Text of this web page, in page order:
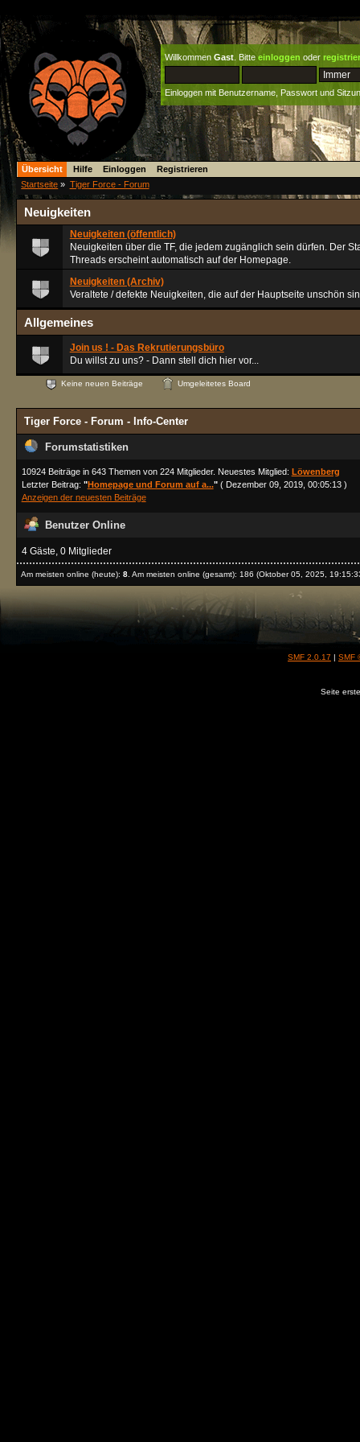
Willkommen Gast . Bitte einloggen oder
Einloggen mit Benutzername, Passwort und
Übersicht Hilfe Einloggen
Registrieren
Startseite » Tiger Force - Forum
Neuigkeiten
Neuigkeiten (öffentlich)
Neuigkeiten über die TF, die jedem zugänglich sein dürfen. Der
Threads erscheint automatisch auf der Homepage.
Neuigkeiten (Archiv)
Veraltete / defekte Neuigkeiten, die auf der Hauptseite unschön
Allgemeines
Join us ! - Das Rekrutierungsbüro
Du willst zu uns? - Dann stell dich hier vor...
Keine neuen Beiträge Umgeleitetes Board
Tiger Force - Forum - Info-Center
Forumstatistiken
10924 Beiträge in 643 Themen von 224 Mitglieder. Neuestes Mitglied: Löwenberg
Letzter Beitrag: "Homepage und Forum auf a..."( Dezember 09, 2019, 00:05:13 )
Anzeigen der neuesten Beiträge
Benutzer Online
4 Gäste, 0 Mitglieder
Am meisten online (heute): 8. Am meisten online (gesamt): 186 (Oktober 05, 2025,
SMF 2.0.17 | SMF
Seite